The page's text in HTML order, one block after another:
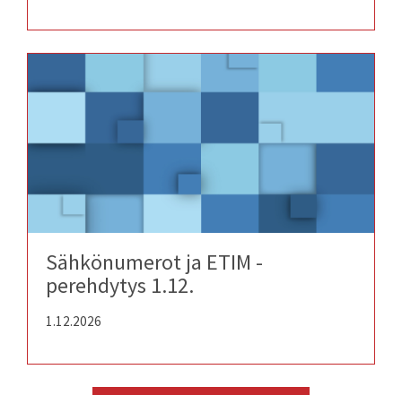
Sähkönumerot ja ETIM -
perehdytys 1.12.
1.12.2026